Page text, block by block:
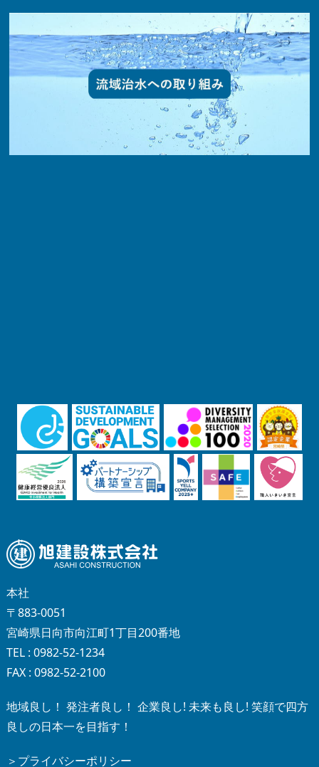
本社
〒883-0051
宮崎県日向市向江町1丁目200番地
TEL : 0982-52-1234
FAX : 0982-52-2100
地域良し！ 発注者良し！ 企業良し! 未来も良し! 笑顔で四方
良しの日本一を目指す！
＞プライバシーポリシー